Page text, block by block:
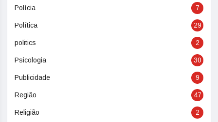
Polícia 7
Política 29
politics 2
Psicologia 30
Publicidade 9
Região 47
Religião 2